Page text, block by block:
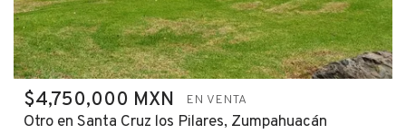
$4,750,000 MXN EN VENTA
Otro en Santa Cruz los Pilares, Zumpahuacán